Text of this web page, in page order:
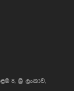
8, ශ්‍රී ලංකාව,